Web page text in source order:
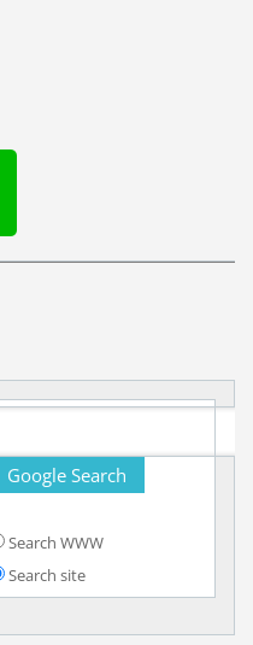
Search WWW
Search site